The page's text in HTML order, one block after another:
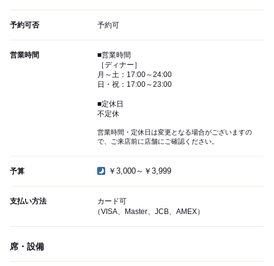
予約可否 予約可
営業時間
■営業時間
［ディナー］
月～土：17:00～24:00
日・祝：17:00～23:00
■定休日
不定休
営業時間・定休日は変更となる場合がございますの
で、ご来店前に店舗にご確認ください。
予算 ￥3,000～￥3,999
支払い方法
カード可
（VISA、Master、JCB、AMEX）
席・設備